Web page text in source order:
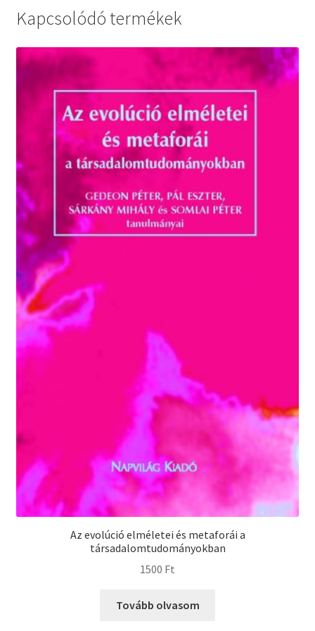
Kapcsolódó termékek
Az evolúció elméletei és metaforái a
társadalomtudományokban
1500 Ft
Tovább olvasom